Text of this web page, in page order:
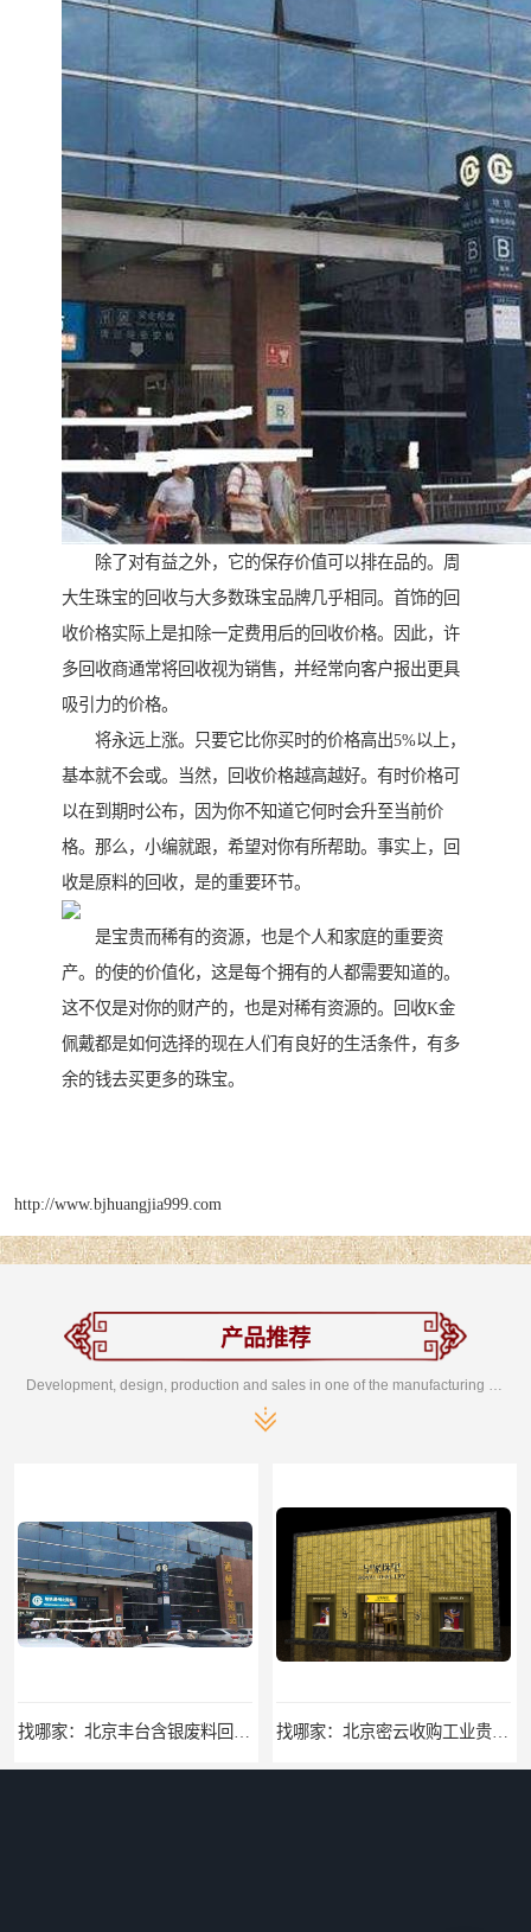
除了对有益之外，它的保存价值可以排在品的。周
大生珠宝的回收与大多数珠宝品牌几乎相同。首饰的回
收价格实际上是扣除一定费用后的回收价格。因此，许
多回收商通常将回收视为销售，并经常向客户报出更具
吸引力的价格。
将永远上涨。只要它比你买时的价格高出5%以上，
基本就不会或。当然，回收价格越高越好。有时价格可
以在到期时公布，因为你不知道它何时会升至当前价
格。那么，小编就跟，希望对你有所帮助。事实上，回
收是原料的回收，是的重要环节。
是宝贵而稀有的资源，也是个人和家庭的重要资
产。的使的价值化，这是每个拥有的人都需要知道的。
这不仅是对你的财产的，也是对稀有资源的。回收K金
佩戴都是如何选择的现在人们有良好的生活条件，有多
余的钱去买更多的珠宝。
http://www.bjhuangjia999.com
产品推荐